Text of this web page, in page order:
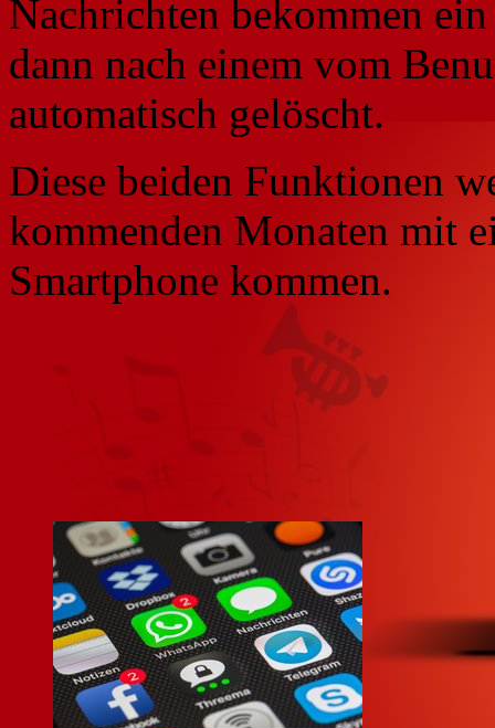
Nachrichten bekommen
dann nach einem vom
automatisch gelöscht.
Diese beiden Funktionen
kommenden Monaten mit
Smartphone kommen.